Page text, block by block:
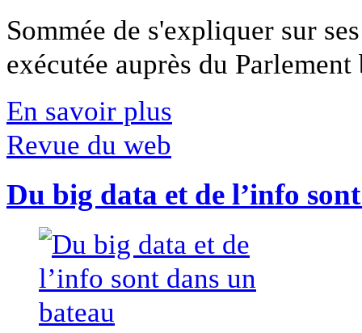
Sommée de s'expliquer sur
exécutée auprès du
En savoir plus
Revue du web
Du big data et de l’info